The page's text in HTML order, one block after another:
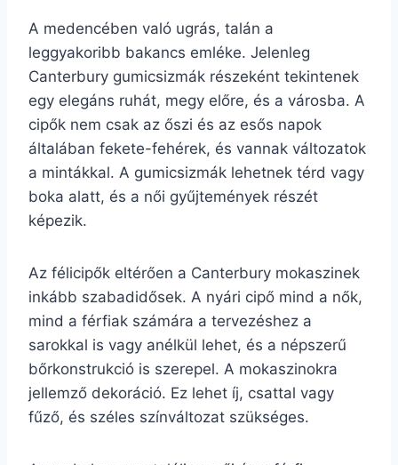
A medencében való ugrás, talán a
leggyakoribb bakancs emléke. Jelenleg
Canterbury gumicsizmák részeként tekintenek
egy elegáns ruhát, megy előre, és a városba. A
cipők nem csak az őszi és az esős napok
általában fekete-fehérek, és vannak változatok
a mintákkal. A gumicsizmák lehetnek térd vagy
boka alatt, és a női gyűjtemények részét
képezik.
Az félicipők eltérően a Canterbury mokaszinek
inkább szabadidősek. A nyári cipő mind a nők,
mind a férfiak számára a tervezéshez a
sarokkal is vagy anélkül lehet, és a népszerű
bőrkonstrukció is szerepel. A mokaszinokra
jellemző dekoráció. Ez lehet íj, csattal vagy
fűző, és széles színváltozat szükséges.